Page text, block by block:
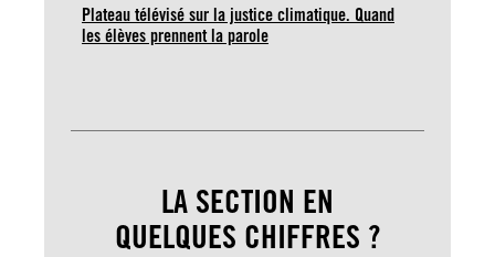
Plateau télévisé sur la justice climatique. Quand
les élèves prennent la parole
LA SECTION EN
QUELQUES CHIFFRES ?